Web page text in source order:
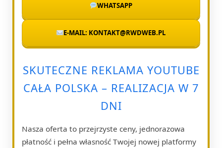
WHATSAPP
E-MAIL: KONTAKT@RWDWEB.PL
SKUTECZNE REKLAMA YOUTUBE
CAŁA POLSKA – REALIZACJA W 7
DNI
Nasza oferta to przejrzyste ceny, jednorazowa
płatność i pełna własność Twojej nowej platformy